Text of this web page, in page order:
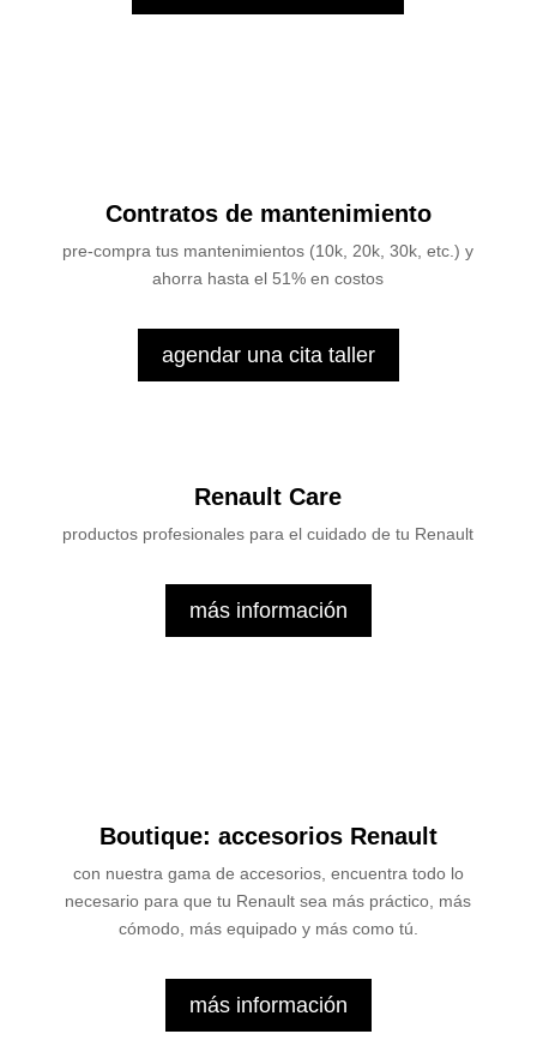
Contratos de mantenimiento
pre-compra tus mantenimientos (10k, 20k, 30k, etc.) y
ahorra hasta el 51% en costos
agendar una cita taller
Renault Care
productos profesionales para el cuidado de tu Renault
más información
Boutique: accesorios Renault
con nuestra gama de accesorios, encuentra todo lo
necesario para que tu Renault sea más práctico, más
cómodo, más equipado y más como tú.
más información